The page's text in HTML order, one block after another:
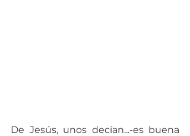
De Jesús, unos decían...-es buena